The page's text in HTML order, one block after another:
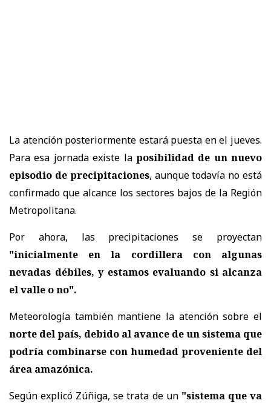
La atención posteriormente estará puesta en el jueves.
Para esa jornada existe la posibilidad de un nuevo
episodio de precipitaciones, aunque todavía no está
confirmado que alcance los sectores bajos de la Región
Metropolitana.
Por ahora, las precipitaciones se proyectan
"inicialmente en la cordillera con algunas
nevadas débiles, y estamos evaluando si alcanza
el valle o no".
Meteorología también mantiene la atención sobre el
norte del país, debido al avance de un sistema que
podría combinarse con humedad proveniente del
área amazónica.
Según explicó Zúñiga, se trata de un "sistema que va